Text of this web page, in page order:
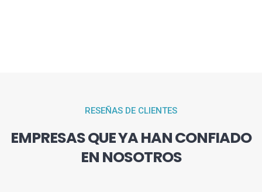
RESEÑAS DE CLIENTES
EMPRESAS QUE YA HAN CONFIADO
EN NOSOTROS